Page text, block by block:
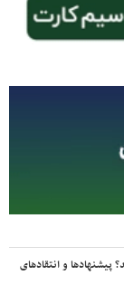
پیشنهادها و انتقادهای